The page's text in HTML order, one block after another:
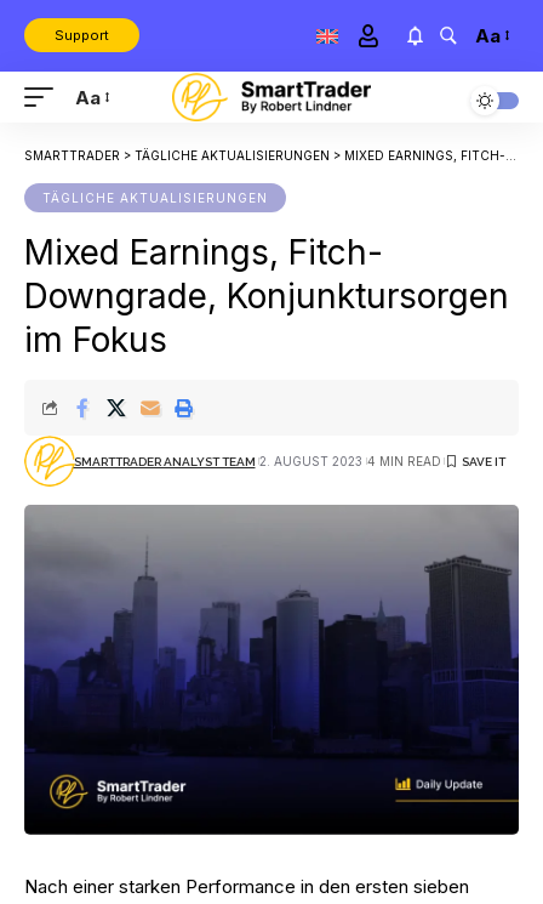
Support Aa
Aa
SMARTTRADER > TÄGLICHE AKTUALISIERUNGEN > MIXED EARNINGS, FITCH-DOWNGRADE, KONJUNKTURSORGEN IM FOKUS
TÄGLICHE AKTUALISIERUNGEN
Mixed Earnings, Fitch-
Downgrade, Konjunktursorgen
im Fokus
SMARTTRADER ANALYST TEAM 2. AUGUST 2023 4 MIN READ
Nach einer starken Performance in den ersten sieben